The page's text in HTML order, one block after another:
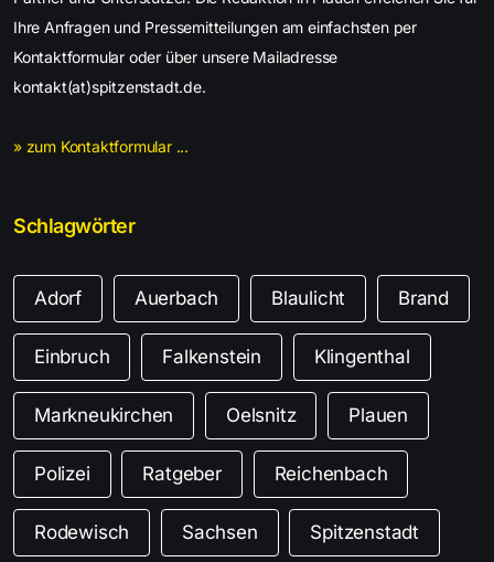
Ihre Anfragen und Pressemitteilungen am einfachsten per
Kontaktformular oder über unsere Mailadresse
kontakt(at)spitzenstadt.de.
» zum Kontaktformular ...
Schlagwörter
Adorf Auerbach Blaulicht Brand
Einbruch Falkenstein Klingenthal
Markneukirchen Oelsnitz Plauen
Polizei Ratgeber Reichenbach
Rodewisch Sachsen Spitzenstadt